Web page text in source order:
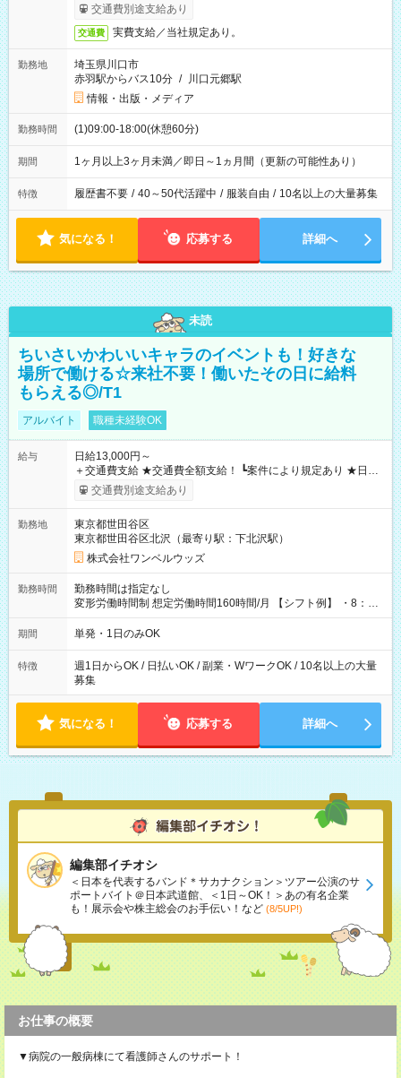
交通費別途支給あり
交通費 実費支給／当社規定あり。
勤務地
埼玉県川口市
赤羽駅からバス10分 / 川口元郷駅
情報・出版・メディア
勤務時間 (1)09:00-18:00(休憩60分)
期間 1ヶ月以上3ヶ月未満／即日～1ヵ月間（更新の可能性あり）
特徴 履歴書不要 / 40～50代活躍中 / 服装自由 / 10名以上の大量募集
気になる！ 応募する 詳細へ
未読
ちいさいかわいいキャラのイベントも！好きな
場所で働ける☆来社不要！働いたその日に給料
もらえる◎/T1
アルバイト 職種未経験OK
給与
日給13,000円～
＋交通費支給 ★交通費全額支給！ ┗案件により規定あり ★日払
いOK！（規定あり） ┗働いたその日に現金GET♪ お仕事後はコ
ンビニATMから 日払い分を引き落とせます！ 【試用期間】試
交通費別途支給あり
勤務地
東京都世田谷区
東京都世田谷区北沢（最寄り駅：下北沢駅）
株式会社ワンベルウッズ
勤務時間
勤務時間は指定なし
変形労働時間制 想定労働時間160時間/月 【シフト例】 ・8：00
～21：00
期間 単発・1日のみOK
特徴
週1日からOK / 日払いOK / 副業・WワークOK / 10名以上の大量
募集
気になる！ 応募する 詳細へ
編集部イチオシ
＜日本を代表するバンド＊サカナクション＞ツアー公演のサ
ポートバイト＠日本武道館、＜1日～OK！＞あの有名企業
も！展示会や株主総会のお手伝い！など (8/5UP!)
お仕事の概要
▼病院の一般病棟にて看護師さんのサポート！